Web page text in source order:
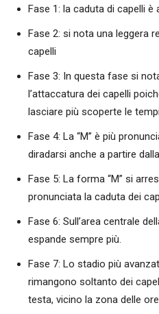
Fase 1: la caduta di capelli
Fase 2: si nota una leggera
capelli
Fase 3: In questa fase si
l’attaccatura dei capelli
lasciare più scoperte le
Fase 4: La “M” è più
diradarsi anche a partire
Fase 5: La forma “M” si
pronunciata la caduta dei
Fase 6: Sull’area centrale
espande sempre più.
Fase 7: Lo stadio più
rimangono soltanto dei
testa, vicino la zona delle